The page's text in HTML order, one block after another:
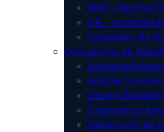
RFAI – Regime
IFR – Incentivo
Simulador de
Consultoria de
Análise
Design thinking
Diagnóstico
Elaboração de